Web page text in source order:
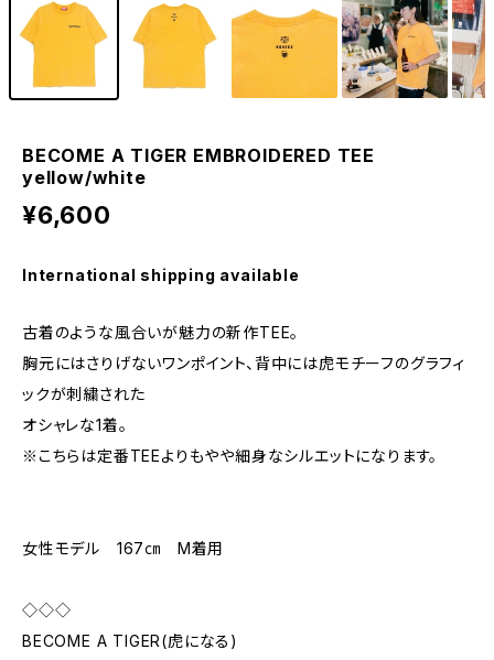
BECOME A TIGER EMBROIDERED TEE
yellow/white
¥6,600
International shipping available
古着のような風合いが魅力の新作TEE。
胸元にはさりげないワンポイント、背中には虎モチーフのグラフィ
ックが刺繍された
オシャレな1着。
※こちらは定番TEEよりもやや細身なシルエットになります。
女性モデル 167㎝ M着用
◇◇◇
BECOME A TIGER(虎になる)